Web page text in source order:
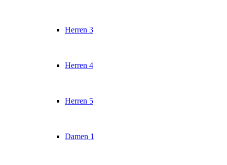
Herren 3
Herren 4
Herren 5
Damen 1